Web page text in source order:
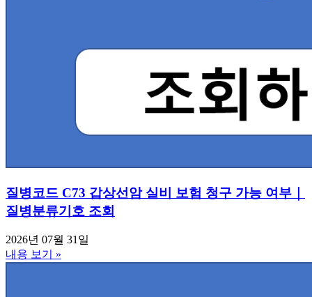
질병코드 C73 갑상선암 실비 보험 청구 가능 여부｜
질병분류기호 조회
2026년 07월 31일
내용 보기 »